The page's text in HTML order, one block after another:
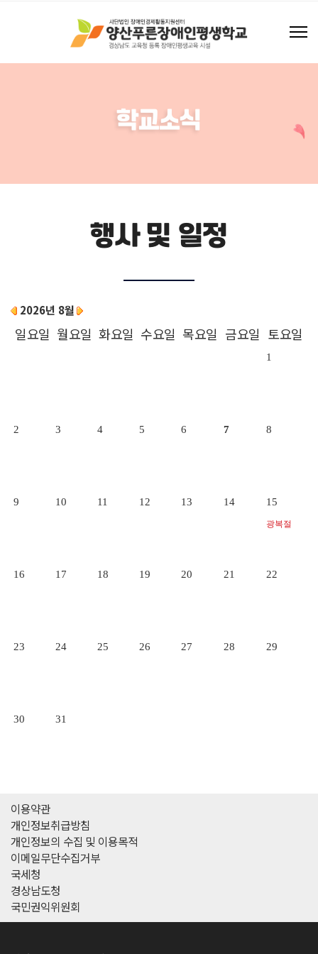
학교소식
행사 및 일정
2026년 8월
일요일 월요일 화요일 수요일 목요일 금요일 토요일
1
2 3 4 5 6 7 8
9 10 11 12 13 14 15
광복절
16 17 18 19 20 21 22
23 24 25 26 27 28 29
30 31
이용약관
개인정보취급방침
개인정보의 수집 및 이용목적
이메일무단수집거부
국세청
경상남도청
국민권익위원회